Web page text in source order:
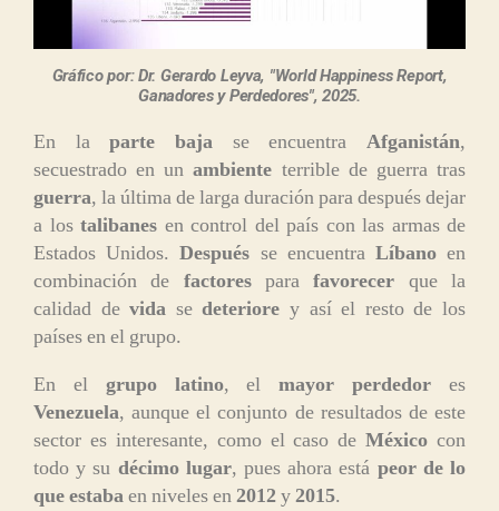
Gráfico por: Dr. Gerardo Leyva, "World Happiness Report,
Ganadores y Perdedores", 2025.
En laparte baja se encuentra Afganistán,
secuestrado en unambiente terrible de guerra tras
guerra, la última de larga duración para después dejar
a los talibanes en control del país con las armas de
Estados Unidos.Después se encuentra Líbanoen
combinación de factoresparafavorecer que la
calidad devida sedeteriore y así el resto de los
países en el grupo.
En el grupo latino, elmayor perdedor es
Venezuela, aunque el conjunto de resultados de este
sector es interesante, como el caso deMéxico con
todo y su décimo lugar, pues ahora está peor de lo
que estabaen niveles en2012y2015.